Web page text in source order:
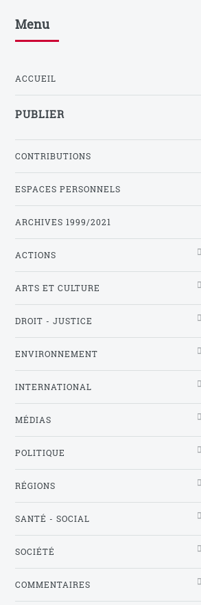
Menu
ACCUEIL
PUBLIER
CONTRIBUTIONS
ESPACES PERSONNELS
ARCHIVES 1999/2021
ACTIONS
ARTS ET CULTURE
DROIT - JUSTICE
ENVIRONNEMENT
INTERNATIONAL
MÉDIAS
POLITIQUE
RÉGIONS
SANTÉ - SOCIAL
SOCIÉTÉ
COMMENTAIRES